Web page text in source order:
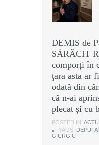
DEMIS de
SĂRĂCIT
comporți în
ţara asta ar
odată din
că n-ai
plecat și cu
POSTED IN:
TAGS:
GIURGIU